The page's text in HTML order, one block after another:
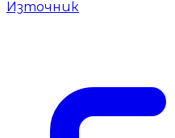
Източник